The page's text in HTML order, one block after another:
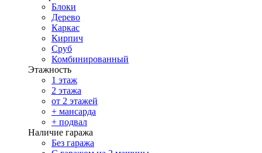
Блоки
Дерево
Каркас
Кирпич
Сруб
Комбинированный
Этажность
1 этаж
2 этажа
от 2 этажей
+ мансарда
+ подвал
Наличие гаража
Без гаража